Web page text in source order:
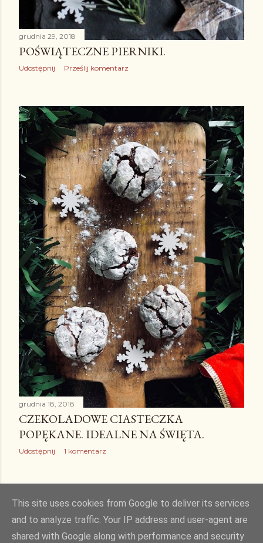
grudnia 29, 2018
POŚWIĄTECZNE PIERNIKI.
Udostępnij Prześlij komentarz
grudnia 18, 2018
CZEKOLADOWE CIASTECZKA
POPĘKANE. IDEALNE NA ŚWIĘTA.
Udostępnij 1 komentarz
STARSZE POSTY
This site uses cookies from Google to deliver its services
and to analyze traffic. Your IP address and user-agent are
shared with Google along with performance and security